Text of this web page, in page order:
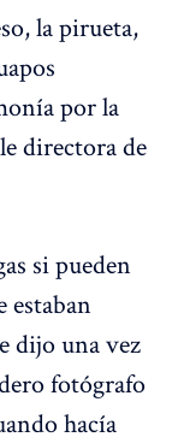
la pirueta,
por la
directora de
si pueden
estaban
dijo una vez
fotógrafo
hacía